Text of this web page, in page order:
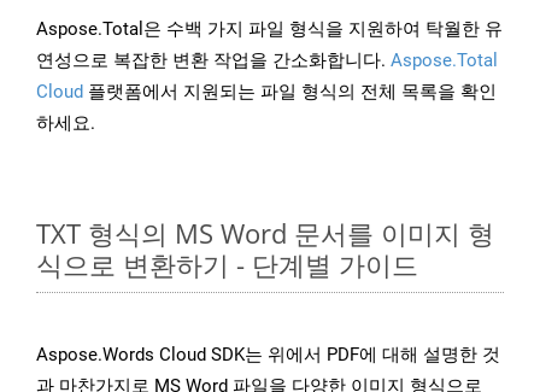
Aspose.Total은 수백 가지 파일 형식을 지원하여 탁월한 유
연성으로 복잡한 변환 작업을 간소화합니다. Aspose.Total
Cloud 플랫폼에서 지원되는 파일 형식의 전체 목록을 확인
하세요.
TXT 형식의 MS Word 문서를 이미지 형
식으로 변환하기 - 단계별 가이드
Aspose.Words Cloud SDK는 위에서 PDF에 대해 설명한 것
과 마찬가지로 MS Word 파일을 다양한 이미지 형식으로